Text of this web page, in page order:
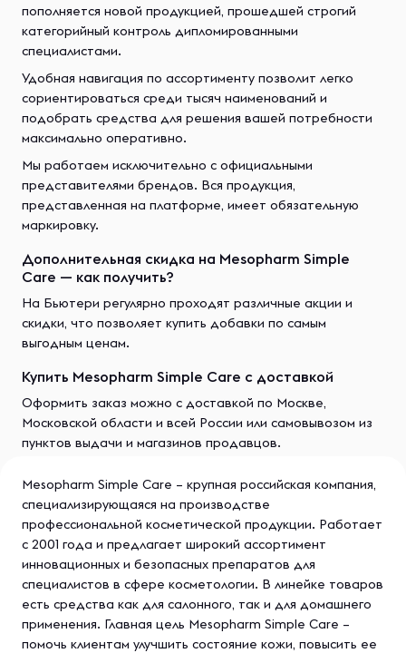
пополняется новой продукцией, прошедшей строгий
категорийный контроль дипломированными
специалистами.
Удобная навигация по ассортименту позволит легко
сориентироваться среди тысяч наименований и
подобрать средства для решения вашей потребности
максимально оперативно.
Мы работаем исключительно с официальными
представителями брендов. Вся продукция,
представленная на платформе, имеет обязательную
маркировку.
Дополнительная скидка на Mesopharm Simple
Care — как получить?
На Бьютери регулярно проходят различные акции и
скидки, что позволяет купить добавки по самым
выгодным ценам.
Купить Mesopharm Simple Care с доставкой
Оформить заказ можно с доставкой по Москве,
Московской области и всей России или самовывозом из
пунктов выдачи и магазинов продавцов.
Mesopharm Simple Care – крупная российская компания,
специализирующаяся на производстве
профессиональной косметической продукции. Работает
с 2001 года и предлагает широкий ассортимент
инновационных и безопасных препаратов для
специалистов в сфере косметологии. В линейке товаров
есть средства как для салонного, так и для домашнего
применения. Главная цель Mesopharm Simple Care –
помочь клиентам улучшить состояние кожи, повысить ее